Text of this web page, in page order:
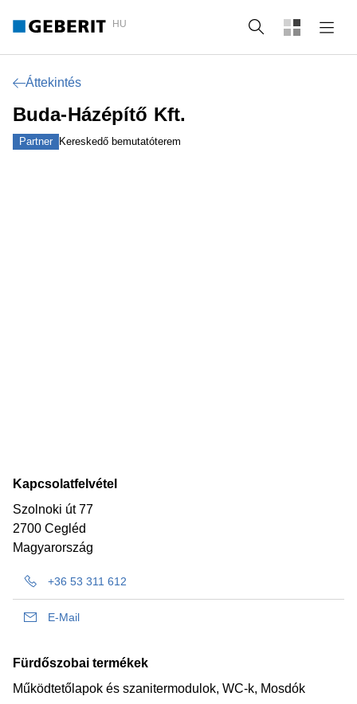
HU Keresés
Áttekintés
Buda-Házépítő Kft.
Partner Kereskedő bemutatóterem
Kapcsolatfelvétel
Szolnoki út 77
2700 Cegléd
Magyarország
+36 53 311 612
E-Mail
Fürdőszobai termékek
Működtetőlapok és szanitermodulok, WC-k, Mosdók